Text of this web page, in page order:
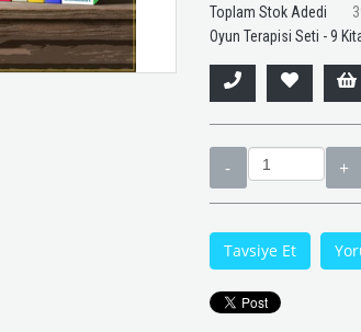
Toplam Stok Adedi
Oyun Terapisi Seti - 9
Tavsiye Et
₺24.900,00
Dahil
₺28.884,00